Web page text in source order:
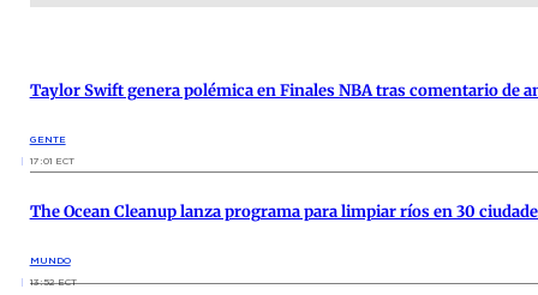
Taylor Swift genera polémica en Finales NBA tras comentario de
GENTE
17:01 ECT
The Ocean Cleanup lanza programa para limpiar ríos en 30
MUNDO
13:52 ECT